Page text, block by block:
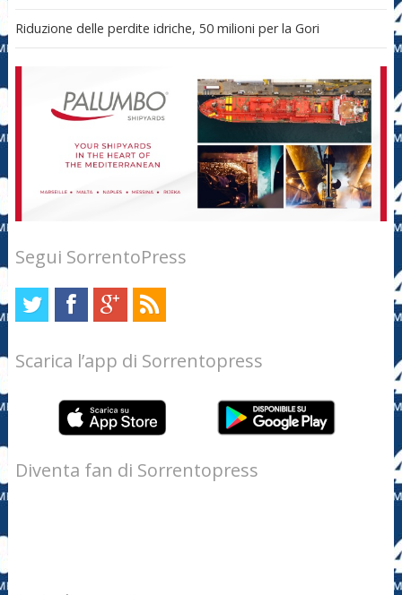
Riduzione delle perdite idriche, 50 milioni per la Gori
Segui SorrentoPress
Scarica l’app di Sorrentopress
Diventa fan di Sorrentopress